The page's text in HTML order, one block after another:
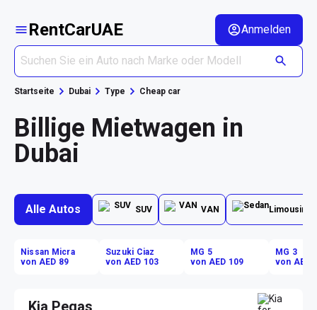
RentCarUAE Anmelden
Startseite Dubai Type Cheap car
Billige Mietwagen in
Dubai
Alle Autos SUV VAN Limousine
Nissan Micra
von AED 89
Suzuki Ciaz
von AED 103
MG 5
von AED 109
MG 3
von AED
Kia Pegas